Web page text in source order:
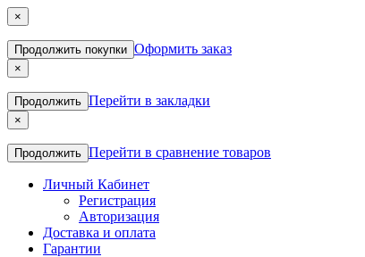
×
Продолжить покупки Оформить заказ
×
Продолжить Перейти в закладки
×
Продолжить Перейти в сравнение товаров
Личный Кабинет
Регистрация
Авторизация
Доставка и оплата
Гарантии